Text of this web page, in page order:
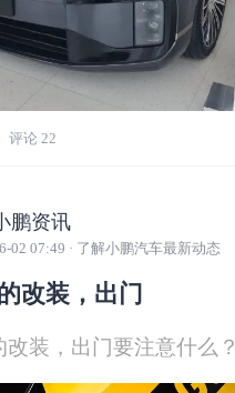
评论 22
鹏资讯
02 07:49 · 了解小鹏汽车最新动态
改装，出门
改装，出门要注意什么？